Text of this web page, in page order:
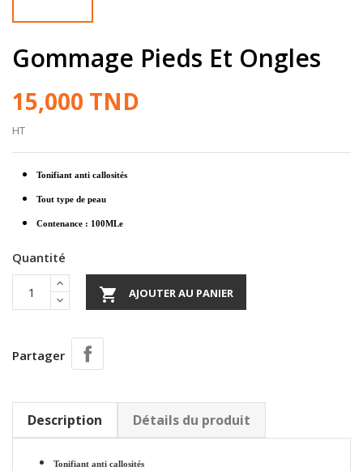
Gommage Pieds Et Ongles
15,000 TND
HT
Tonifiant anti callosités
Tout type de peau
Contenance : 100MLe
Quantité
 AJOUTER AU PANIER
Partager
Description Détails du produit
Tonifiant anti callosités